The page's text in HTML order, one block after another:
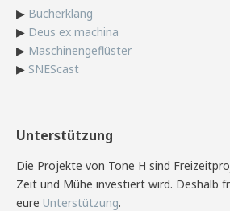
▶ Bücherklang
▶ Deus ex machina
▶ Maschinengeflüster
▶ SNEScast
Unterstützung
Die Projekte von Tone H sind
Zeit und Mühe investiert wird. Deshalb
eure Unterstützung.